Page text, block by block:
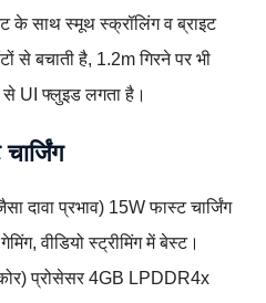
के साथ स्मूथ स्क्रॉलिंग व ब्राइट
से बचाती है, 1.2m गिरने पर भी
UI फ्लुइड लगता है।
दावा प्रभाव) 15W फास्ट चार्जिंग
वीडियो स्ट्रीमिंग में बेस्ट।
प्रोसेसर 4GB LPDDR4x